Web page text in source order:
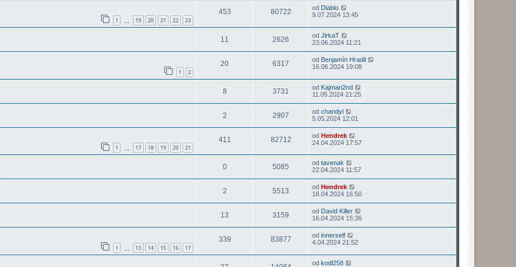
1 19 20 21 22 23
453 80722 od Diablo
9.07.2024 13:45
11 2626 od JirkaT
23.06.2024 11:21
1 2
20 6317 od Benjamín Hradil
16.06.2024 19:08
8 3731 od Kajman2nd
11.05.2024 21:25
2 2907 od chandyl
5.05.2024 12:01
1 17 18 19 20 21
411 82712 od Hendrek
24.04.2024 17:57
0 5085 od tavenak
22.04.2024 11:57
2 5513 od Hendrek
18.04.2024 16:50
13 3159 od David Killer
16.04.2024 15:36
1 13 14 15 16 17
339 83877 od innerself
4.04.2024 21:52
od kodl258